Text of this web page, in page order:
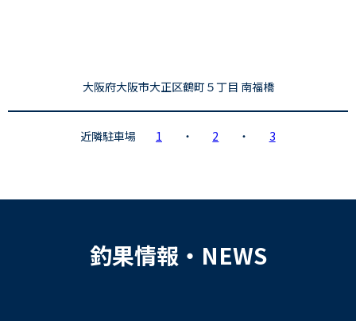
大阪府大阪市大正区鶴町５丁目 南福橋
近隣駐車場 1 ・ 2 ・ 3
釣果情報・NEWS